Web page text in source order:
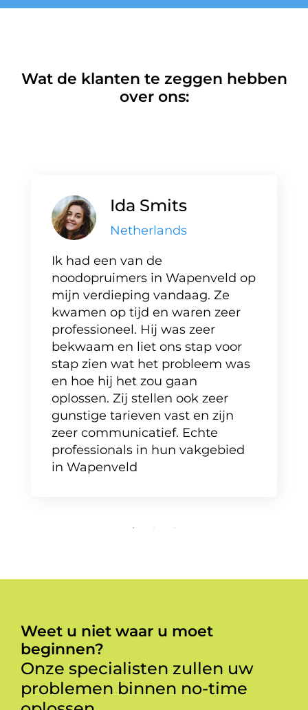
Wat de klanten te zeggen hebben
over ons:
Ida Smits
Netherlands
Ik had een van de
noodopruimers in Wapenveld op
mijn verdieping vandaag. Ze
kwamen op tijd en waren zeer
professioneel. Hij was zeer
bekwaam en liet ons stap voor
stap zien wat het probleem was
en hoe hij het zou gaan
oplossen. Zij stellen ook zeer
gunstige tarieven vast en zijn
zeer communicatief. Echte
professionals in hun vakgebied
in Wapenveld
Weet u niet waar u moet
beginnen?
Onze specialisten zullen uw
problemen binnen no-time